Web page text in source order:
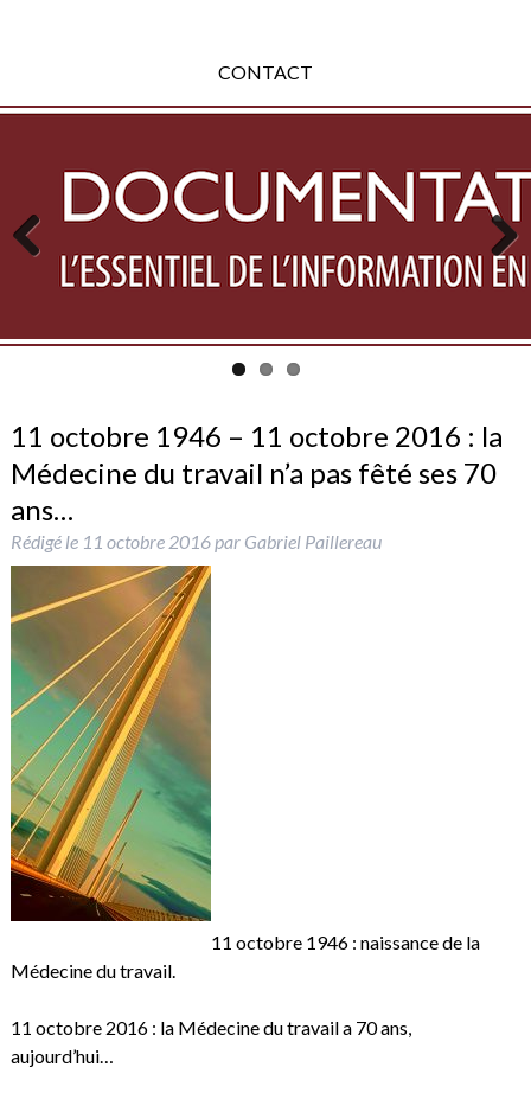
CONTACT
Previous Next
11 octobre 1946 – 11 octobre 2016 : la
Médecine du travail n’a pas fêté ses 70
ans…
Rédigé le 11 octobre 2016par Gabriel Paillereau
11 octobre 1946 : naissance de la
Médecine du travail.
11 octobre 2016 : la Médecine du travail a 70 ans,
aujourd’hui…